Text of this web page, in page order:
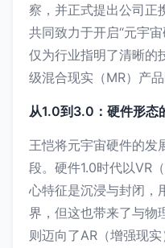
察，并正式提出公司正
共同致力于开启“元宇
仅为行业指明了清晰的
级混合现实（MR）产
从1.0到3.0：硬件形态
王恺将元宇宙硬件的发
段。硬件1.0时代以VR
心特征是沉浸与封闭，
界，但这也带来了与物
则迈向了AR（增强现